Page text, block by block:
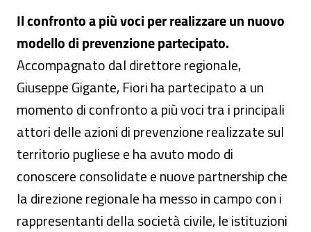
Il confronto a più voci per realizzare un nuovo
modello di prevenzione partecipato.
Accompagnato dal direttore regionale,
Giuseppe Gigante, Fiori ha partecipato a un
momento di confronto a più voci tra i principali
attori delle azioni di prevenzione realizzate sul
territorio pugliese e ha avuto modo di
conoscere consolidate e nuove partnership che
la direzione regionale ha messo in campo con i
rappresentanti della società civile, le istituzioni